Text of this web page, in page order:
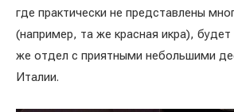
где практически не представлены
(например, та же красная икра),
же отдел с приятными небольшими
Италии.